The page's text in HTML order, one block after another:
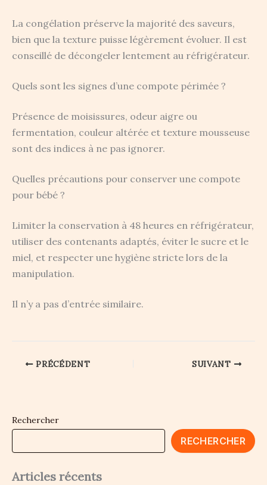
La congélation préserve la majorité des saveurs,
bien que la texture puisse légèrement évoluer. Il est
conseillé de décongeler lentement au réfrigérateur.
Quels sont les signes d’une compote périmée ?
Présence de moisissures, odeur aigre ou
fermentation, couleur altérée et texture mousseuse
sont des indices à ne pas ignorer.
Quelles précautions pour conserver une compote
pour bébé ?
Limiter la conservation à 48 heures en réfrigérateur,
utiliser des contenants adaptés, éviter le sucre et le
miel, et respecter une hygiène stricte lors de la
manipulation.
Il n’y a pas d’entrée similaire.
PRÉCÉDENT SUIVANT
Rechercher
RECHERCHER
Articles récents